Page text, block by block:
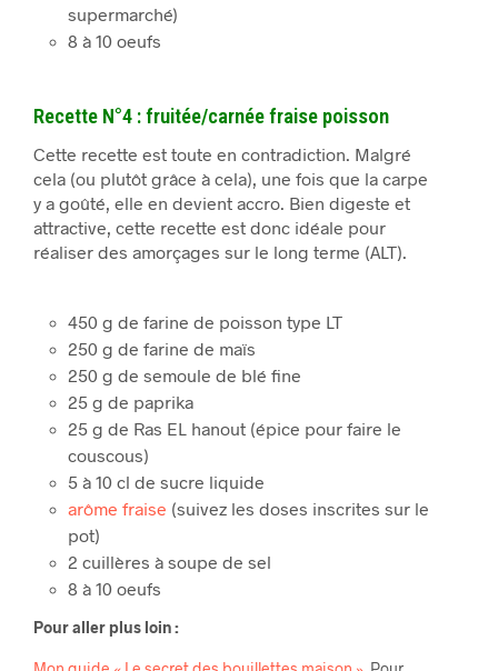
supermarché)
8 à 10 oeufs
Recette N°4 : fruitée/carnée fraise poisson
Cette recette est toute en contradiction. Malgré
cela (ou plutôt grâce à cela), une fois que la carpe
y a goûté, elle en devient accro. Bien digeste et
attractive, cette recette est donc idéale pour
réaliser des amorçages sur le long terme (ALT).
450 g de farine de poisson type LT
250 g de farine de maïs
250 g de semoule de blé fine
25 g de paprika
25 g de Ras EL hanout (épice pour faire le
couscous)
5 à 10 cl de sucre liquide
arôme fraise (suivez les doses inscrites sur le
pot)
2 cuillères à soupe de sel
8 à 10 oeufs
Pour aller plus loin :